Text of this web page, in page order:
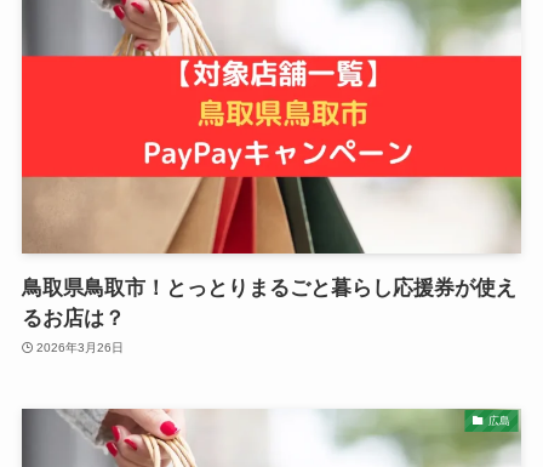
鳥取県鳥取市！とっとりまるごと暮らし応援券が使え
るお店は？
2026年3月26日
広島